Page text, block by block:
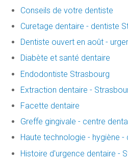
Conseils de votre dentiste
Curetage dentaire - dentiste
Dentiste ouvert en août -
Diabète et santé dentaire
Endodontiste Strasbourg
Extraction dentaire -
Facette dentaire
Greffe gingivale - centre
Haute technologie - hygiène -
Histoire d'urgence dentaire -